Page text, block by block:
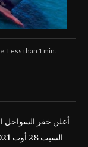
Less than 1 min.
أعلن خفر السواحل